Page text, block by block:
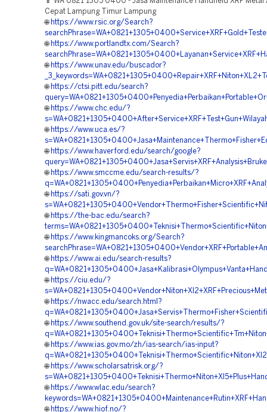
Cepat Lampung Timur Lampung
🌐 https://www.rsic.org/Search?
🌐 https://www.portlandtx.com/Search?
🌐 https://www.unav.edu/buscador?
🌐 https://ctsi.pitt.edu/search?
🌐 https://www.chc.edu/?
🌐 https://www.uca.es/?
🌐 https://www.haverford.edu/search/google?
🌐 https://www.smccme.edu/search-results/?
🌐 https://sati.gov.vn/?
🌐 https://the-bac.edu/search?
🌐 https://www.kingmancoks.org/Search?
🌐 https://www.ai.edu/search-results?
🌐 https://ciu.edu/?
🌐 https://nwacc.edu/search.html?
🌐 https://www.southend.gov.uk/site-search/results/?
🌐 https://www.ias.gov.mo/zh/ias-search/ias-input?
🌐 https://www.scholarsatrisk.org/?
🌐 https://www.wlac.edu/search?
🌐 https://www.hiof.no/?